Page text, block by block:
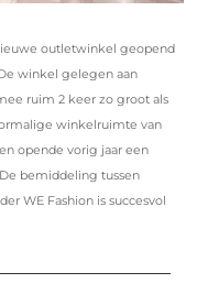
outletwinkel geopend
winkel gelegen aan
ruim 2 keer zo groot als
winkelruimte van
opende vorig jaar een
bemiddeling tussen
WE Fashion is succesvol